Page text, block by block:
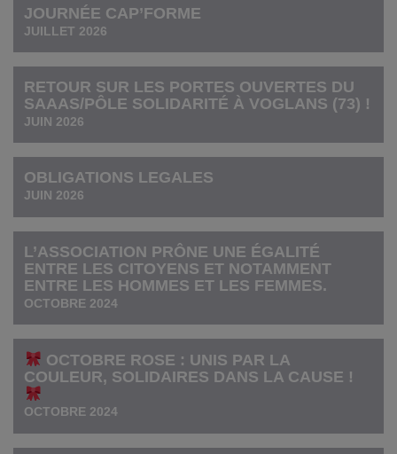
JOURNÉE CAP’FORME
JUILLET 2026
RETOUR SUR LES PORTES OUVERTES DU
SAAAS/PÔLE SOLIDARITÉ À VOGLANS (73) !
JUIN 2026
OBLIGATIONS LEGALES
JUIN 2026
L’ASSOCIATION PRÔNE UNE ÉGALITÉ
ENTRE LES CITOYENS ET NOTAMMENT
ENTRE LES HOMMES ET LES FEMMES.
OCTOBRE 2024
OCTOBRE ROSE : UNIS PAR LA
COULEUR, SOLIDAIRES DANS LA CAUSE !
OCTOBRE 2024